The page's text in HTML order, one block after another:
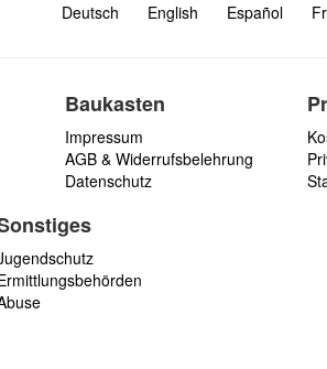
Deutsch English Español
Baukasten
Impressum
AGB & Widerrufsbelehrung
Datenschutz